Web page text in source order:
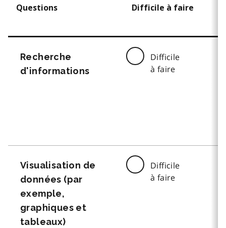
Questions Difficile à faire
Recherche
d'informations
Difficile
à faire
Visualisation de
données (par
exemple,
graphiques et
tableaux)
Difficile
à faire